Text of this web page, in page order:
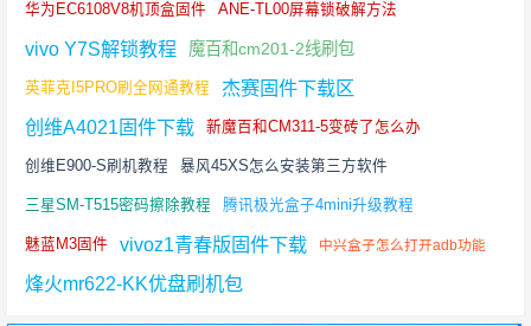
华为EC6108V8机顶盒固件 ANE-TL00屏幕锁破解方法
vivo Y7S解锁教程 魔百和cm201-2线刷包
英菲克I5PRO刷全网通教程
杰赛固件下载区
创维A4021固件下载
新魔百和CM311-5变砖了怎么办
创维E900-S刷机教程 暴风45XS怎么安装第三方软件
三星SM-T515密码擦除教程 腾讯极光盒子4mini升级教程
魅蓝M3固件 vivoz1青春版固件下载 中兴盒子怎么打开adb功能
烽火mr622-KK优盘刷机包